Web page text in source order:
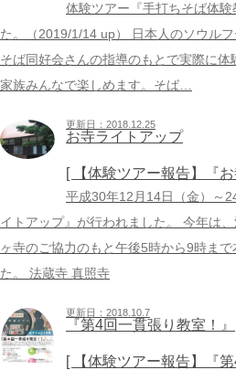
体験ツアー『手打ちそば体
た。（2019/1/14 up） 日本人のソウル
そば同好会さんの指導のもとで実際に体
家族みんなで楽しめます。そば…
更新日：2018.12.25
お寺ライトアップ
[ 【体験ツアー報告】『
平成30年12月14日（金）～
イトアップ』が行われました。 今年は
ヶ寺のご協力のもと午後5時から9時ま
た。 法蔵寺 真照寺
更新日：2018.10.7
『第4回一貫張り教室！』
[ 【体験ツアー報告】『